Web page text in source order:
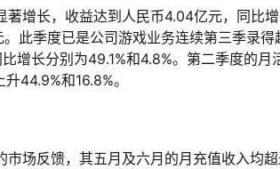
增长，收益达到人民币4.04亿元，同比
此季度已是公司游戏业务连续第三季录
增长分别为49.1%和4.8%。第二季度的
44.9%和16.8%。
场反馈，其五月及六月的月充值收入均超